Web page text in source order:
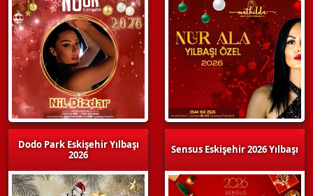
Dodo Park Eskişehir Yılbaşı
2026
Sensus Eskişehir 2026 Yılbaşı